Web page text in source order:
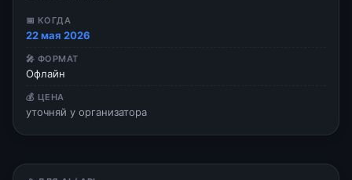
📅 КОГДА
22 мая 2026
🎤 ФОРМАТ
Офлайн
💰 ЦЕНА
уточняй у организатора